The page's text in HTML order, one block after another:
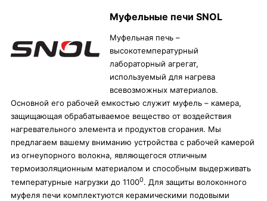
Муфельные печи SNOL
Муфельная печь –
высокотемпературный
лабораторный агрегат,
используемый для нагрева
всевозможных материалов.
Основной его рабочей емкостью служит муфель – камера,
защищающая обрабатываемое вещество от воздействия
нагревательного элемента и продуктов сгорания. Мы
предлагаем вашему вниманию устройства с рабочей камерой
из огнеупорного волокна, являющегося отличным
термоизоляционным материалом и способным выдерживать
температурные нагрузки до 11000. Для защиты волоконного
муфеля печи комплектуются керамическими подовыми